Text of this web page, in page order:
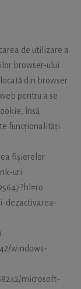
de utilizare a
browser-ului
din browser
pentru a se
însă
funcționalități
fișierelor
uri:
dezactivarea-
windows-
microsoft-